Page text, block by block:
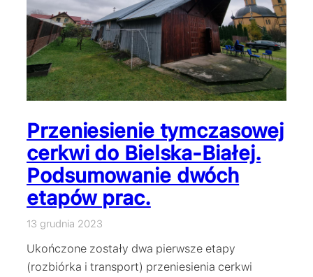
Przeniesienie tymczasowej
cerkwi do Bielska-Białej.
Podsumowanie dwóch
etapów prac.
13 grudnia 2023
Ukończone zostały dwa pierwsze etapy
(rozbiórka i transport) przeniesienia cerkwi